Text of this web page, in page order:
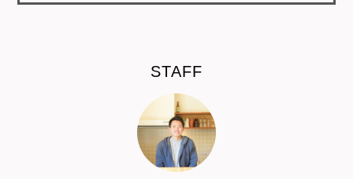
STAFF